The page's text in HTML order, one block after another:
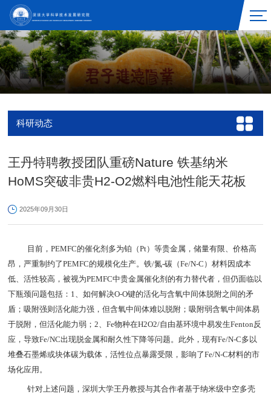
科研动态
王丹特聘教授团队重磅Nature 铁基纳米
HoMS突破非贵H2-O2燃料电池性能天花板
2025年09月30日
目前，PEMFC的催化剂多为铂（Pt）等贵金属，储量有限、价格高
昂，严重制约了PEMFC的规模化生产。铁/氮-碳（Fe/N-C）材料因成本
低、活性较高，被视为PEMFC中贵金属催化剂的有力替代者，但仍面临以
下瓶颈问题包括：1、如何解决O-O键的活化与含氧中间体脱附之间的矛
盾；吸附强则活化能力强，但含氧中间体难以脱附；吸附弱含氧中间体易
于脱附，但活化能力弱；2、Fe物种在H2O2/自由基环境中易发生Fenton反
应，导致Fe/NC出现脱金属和耐久性下降等问题。此外，现有Fe/N-C多以
堆叠石墨烯或块体碳为载体，活性位点暴露受限，影响了Fe/N-C材料的市
场化应用。
针对上述问题，深圳大学王丹教授与其合作者基于纳米级中空多壳